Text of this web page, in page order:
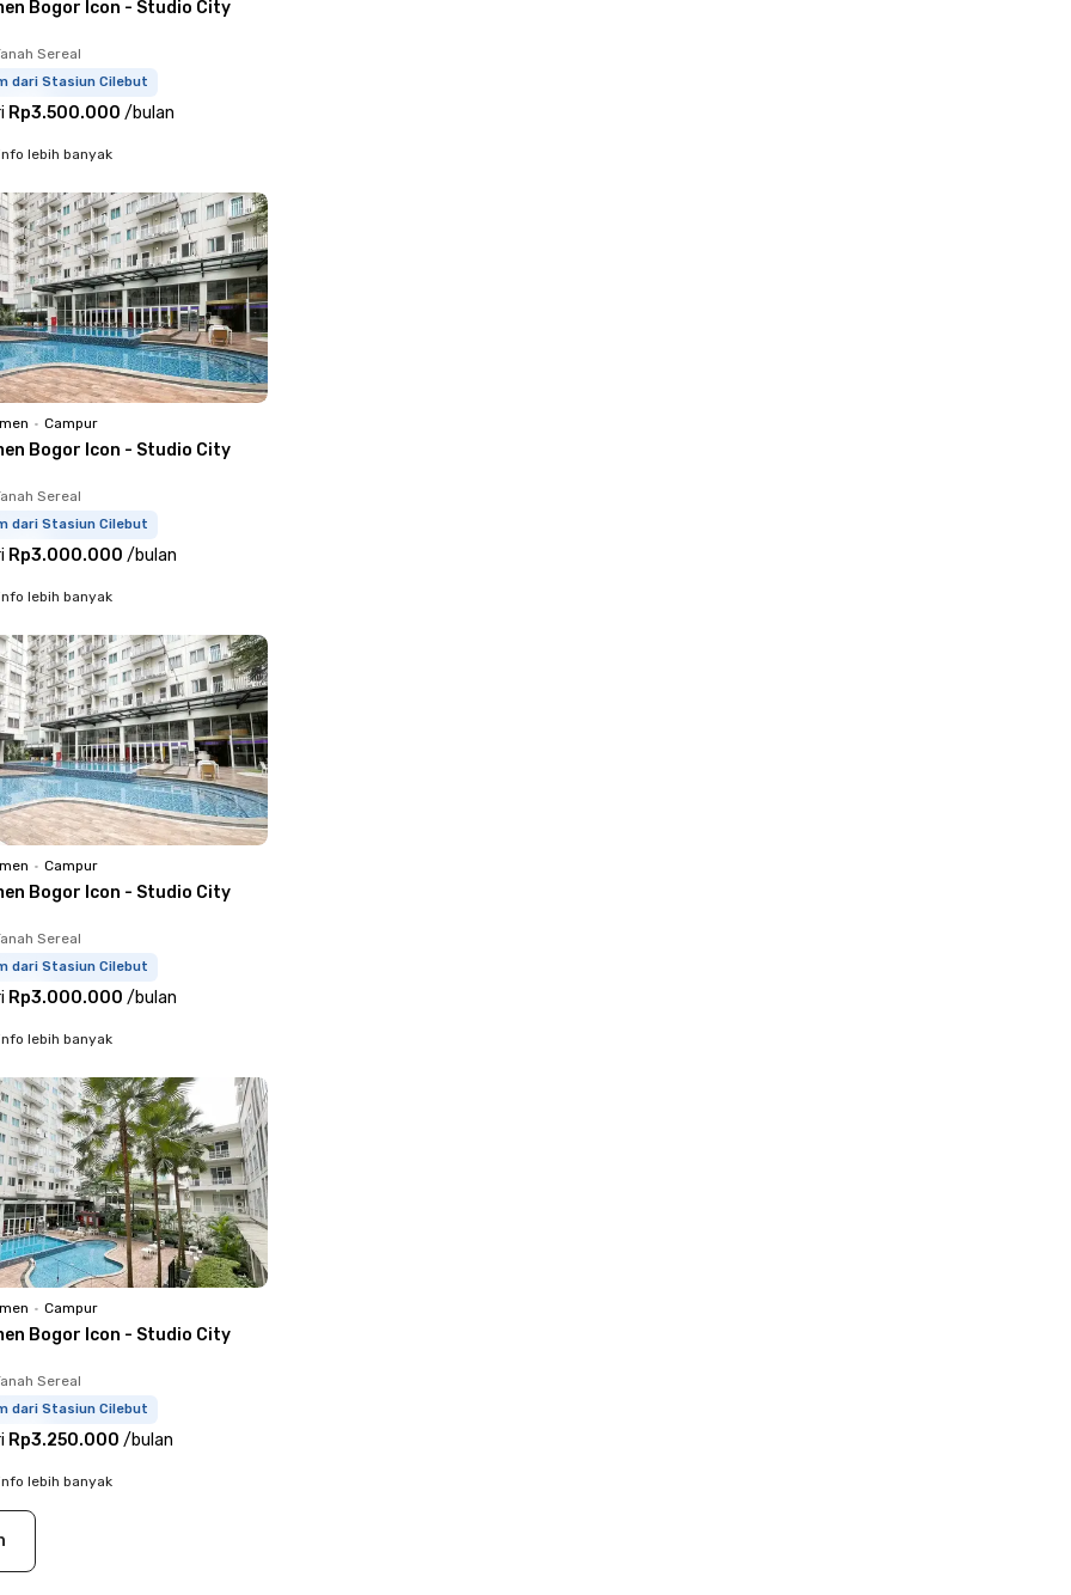
Bogor Icon - Studio City
Sereal
dari Stasiun Cilebut
Rp3.500.000 /bulan
lebih banyak
• Campur
Bogor Icon - Studio City
Sereal
dari Stasiun Cilebut
Rp3.000.000 /bulan
lebih banyak
• Campur
Bogor Icon - Studio City
Sereal
dari Stasiun Cilebut
Rp3.000.000 /bulan
lebih banyak
• Campur
Bogor Icon - Studio City
Sereal
dari Stasiun Cilebut
Rp3.250.000 /bulan
lebih banyak